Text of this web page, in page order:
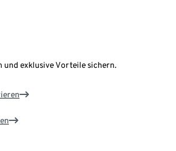
und exklusive Vorteile sichern.